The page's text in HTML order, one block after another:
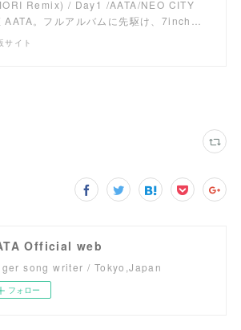
Remix) / Day1 /AATA/NEO CITY
AATA。フルアルバムに先駆け、7inch…
サイト
Official web
song writer / Tokyo,Japan
フォロー